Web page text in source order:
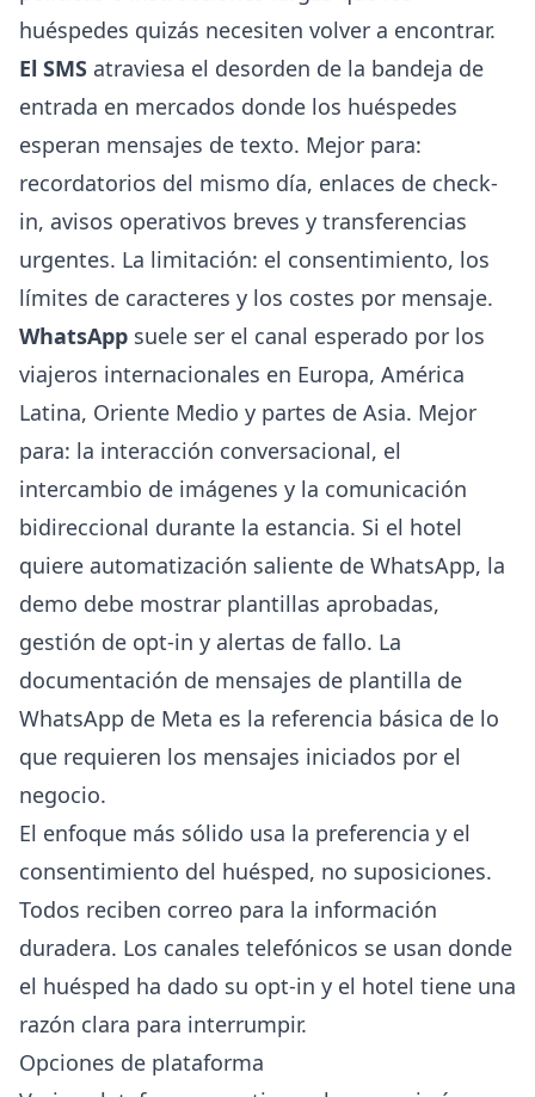
huéspedes quizás necesiten volver a encontrar.
El SMS atraviesa el desorden de la bandeja de
entrada en mercados donde los huéspedes
esperan mensajes de texto. Mejor para:
recordatorios del mismo día, enlaces de check-
in, avisos operativos breves y transferencias
urgentes. La limitación: el consentimiento, los
límites de caracteres y los costes por mensaje.
WhatsApp suele ser el canal esperado por los
viajeros internacionales en Europa, América
Latina, Oriente Medio y partes de Asia. Mejor
para: la interacción conversacional, el
intercambio de imágenes y la comunicación
bidireccional durante la estancia. Si el hotel
quiere automatización saliente de WhatsApp, la
demo debe mostrar plantillas aprobadas,
gestión de opt-in y alertas de fallo. La
documentación de mensajes de plantilla de
WhatsApp de Meta es la referencia básica de lo
que requieren los mensajes iniciados por el
negocio.
El enfoque más sólido usa la preferencia y el
consentimiento del huésped, no suposiciones.
Todos reciben correo para la información
duradera. Los canales telefónicos se usan donde
el huésped ha dado su opt-in y el hotel tiene una
razón clara para interrumpir.
Opciones de plataforma